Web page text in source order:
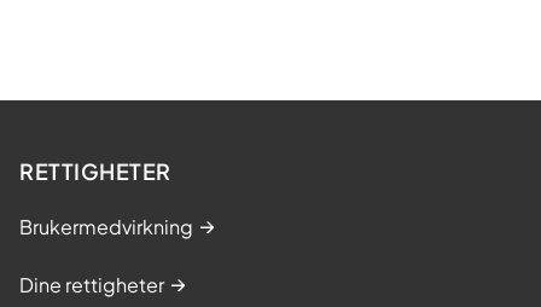
RETTIGHETER
Brukermedvirkning
Dine rettigheter